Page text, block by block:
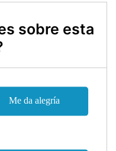
sobre esta